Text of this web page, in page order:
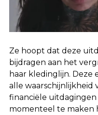
Ze hoopt dat deze
bijdragen aan het
haar kledinglijn. Deze
alle waarschijnlijkheid
financiële uitdagingen
momenteel te maken